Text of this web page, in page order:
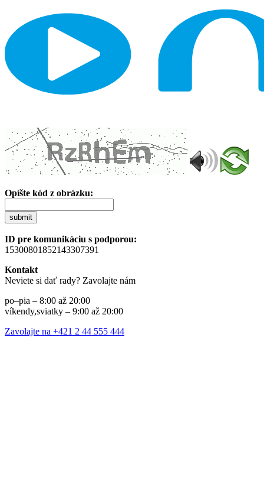
Opíšte kód z obrázku:
submit
ID pre komunikáciu s podporou:
15300801852143307391
Kontakt
Neviete si dať rady? Zavolajte nám
po–pia – 8:00 až 20:00
víkendy,sviatky – 9:00 až 20:00
Zavolajte na +421 2 44 555 444